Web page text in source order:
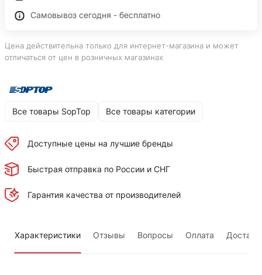
Самовывоз сегодня - бесплатно
Цена действительна только для интернет-магазина и может
отличаться от цен в розничных магазинах
Все товары SopTop Все товары категории
Доступные цены на лучшие бренды
Быстрая отправка по России и СНГ
Гарантия качества от производителей
Характеристики Отзывы Вопросы Оплата